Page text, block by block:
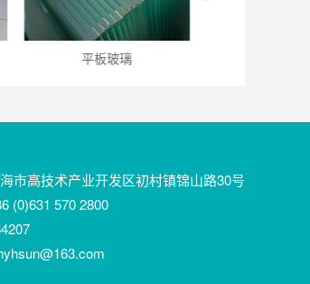
平板玻璃
市高技术产业开发区初村镇锦山路30号
(0)631 570 2800